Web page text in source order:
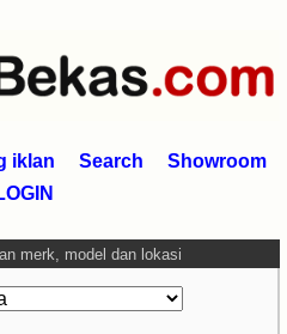
iklan Search
Showroom
merk, model dan lokasi